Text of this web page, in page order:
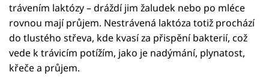
trávením laktózy – dráždí jim žaludek nebo po mléce
rovnou mají průjem. Nestrávená laktóza totiž prochází
do tlustého střeva, kde kvasí za přispění bakterií, což
vede k trávicím potížím, jako je nadýmání, plynatost,
křeče a průjem.